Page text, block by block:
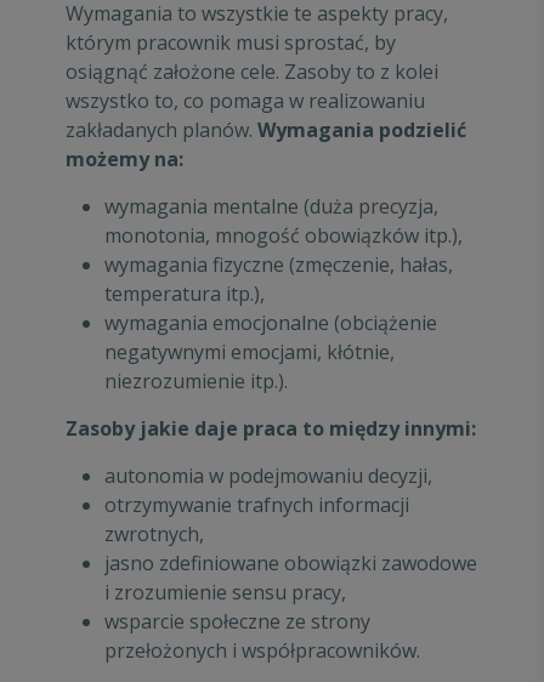
Wymagania to wszystkie te aspekty pracy,
którym pracownik musi sprostać, by
osiągnąć założone cele. Zasoby to z kolei
wszystko to, co pomaga w realizowaniu
zakładanych planów.Wymagania podzielić
możemy na:
wymagania mentalne (duża precyzja,
monotonia, mnogość obowiązków itp.),
wymagania fizyczne (zmęczenie, hałas,
temperatura itp.),
wymagania emocjonalne (obciążenie
negatywnymi emocjami, kłótnie,
niezrozumienie itp.).
Zasoby jakie daje praca to między innymi:
autonomia w podejmowaniu decyzji,
otrzymywanie trafnych informacji
zwrotnych,
jasno zdefiniowane obowiązki zawodowe
i zrozumienie sensu pracy,
wsparcie społeczne ze strony
przełożonych i współpracowników.